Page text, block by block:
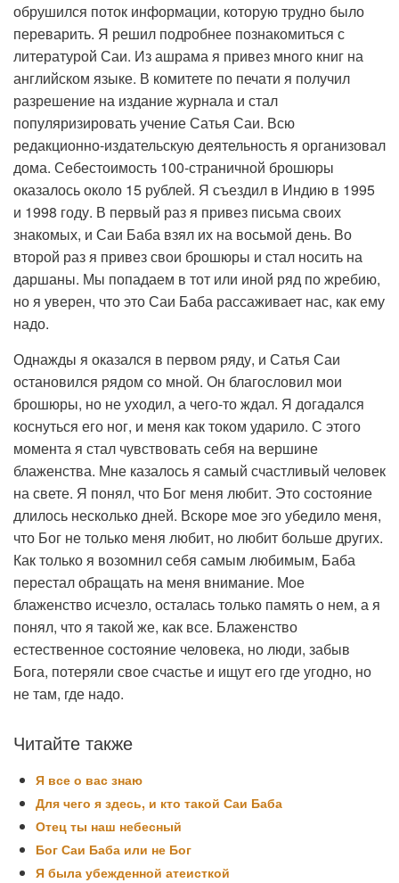
обрушился поток информации, которую трудно было
переварить. Я решил подробнее познакомиться с
литературой Саи. Из ашрама я привез много книг на
английском языке. В комитете по печати я получил
разрешение на издание журнала и стал
популяризировать учение Сатья Саи. Всю
редакционно-издательскую деятельность я организовал
дома. Себестоимость 100-страничной брошюры
оказалось около 15 рублей. Я съездил в Индию в 1995
и 1998 году. В первый раз я привез письма своих
знакомых, и Саи Баба взял их на восьмой день. Во
второй раз я привез свои брошюры и стал носить на
даршаны. Мы попадаем в тот или иной ряд по жребию,
но я уверен, что это Саи Баба рассаживает нас, как ему
надо.
Однажды я оказался в первом ряду, и Сатья Саи
остановился рядом со мной. Он благословил мои
брошюры, но не уходил, а чего-то ждал. Я догадался
коснуться его ног, и меня как током ударило. С этого
момента я стал чувствовать себя на вершине
блаженства. Мне казалось я самый счастливый человек
на свете. Я понял, что Бог меня любит. Это состояние
длилось несколько дней. Вскоре мое эго убедило меня,
что Бог не только меня любит, но любит больше других.
Как только я возомнил себя самым любимым, Баба
перестал обращать на меня внимание. Мое
блаженство исчезло, осталась только память о нем, а я
понял, что я такой же, как все. Блаженство
естественное состояние человека, но люди, забыв
Бога, потеряли свое счастье и ищут его где угодно, но
не там, где надо.
Читайте также
Я все о вас знаю
Для чего я здесь, и кто такой Саи Баба
Отец ты наш небесный
Бог Саи Баба или не Бог
Я была убежденной атеисткой